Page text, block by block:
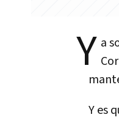
Y a
Y es